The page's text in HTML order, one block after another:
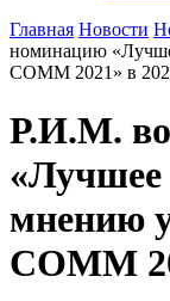
Главная Новости
номинацию
COMM 2021» в
Р.И.М.
«Лучшее
мнению
COMM